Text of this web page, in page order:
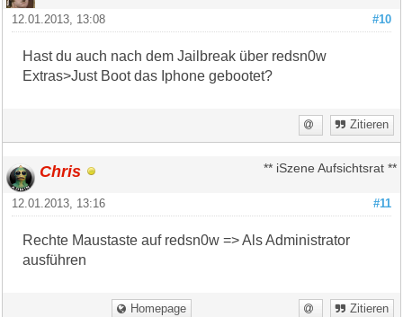
#10
12.01.2013, 13:08
Hast du auch nach dem Jailbreak über redsn0w
Extras>Just Boot das Iphone gebootet?
Zitieren
Chris ** iSzene Aufsichtsrat **
#11
12.01.2013, 13:16
Rechte Maustaste auf redsn0w => Als Administrator
ausführen
Homepage Zitieren